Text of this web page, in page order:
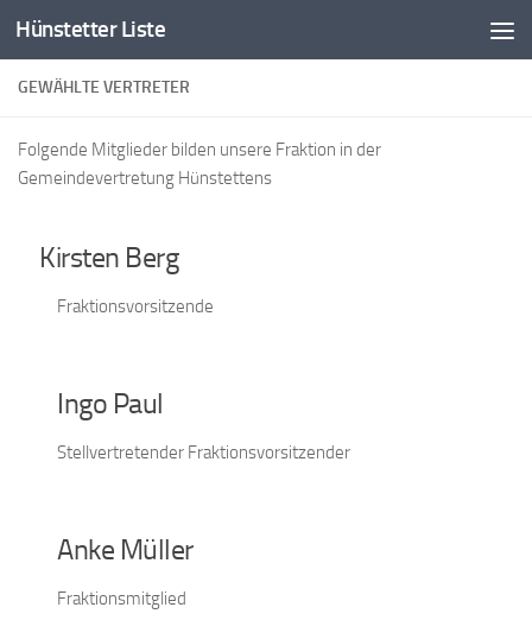
Zum Inhalt springen
Hünstetter Liste
GEWÄHLTE VERTRETER
Folgende Mitglieder bilden unsere Fraktion in der
Gemeindevertretung Hünstettens
Kirsten Berg
Fraktionsvorsitzende
Ingo Paul
Stellvertretender Fraktionsvorsitzender
Anke Müller
Fraktionsmitglied